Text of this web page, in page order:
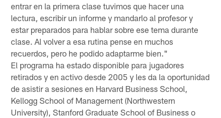
entrar en la primera clase tuvimos que hacer una
lectura, escribir un informe y mandarlo al profesor y
estar preparados para hablar sobre ese tema durante
clase. Al volver a esa rutina pense en muchos
recuerdos, pero he podido adaptarme bien."
El programa ha estado disponible para jugadores
retirados y en activo desde 2005 y les da la oportunidad
de asistir a sesiones en Harvard Business School,
Kellogg School of Management (Northwestern
University), Stanford Graduate School of Business o